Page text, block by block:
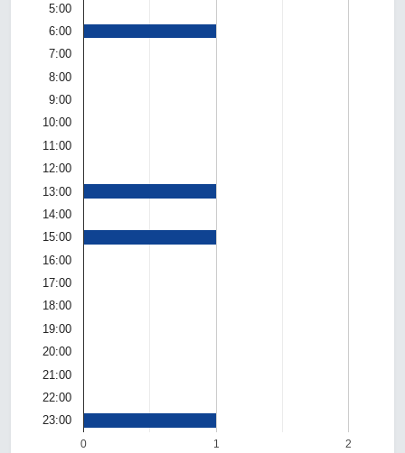
0 1 2
5:00
6:00
7:00
8:00
9:00
10:00
11:00
12:00
13:00
14:00
15:00
16:00
17:00
18:00
19:00
20:00
21:00
22:00
23:00